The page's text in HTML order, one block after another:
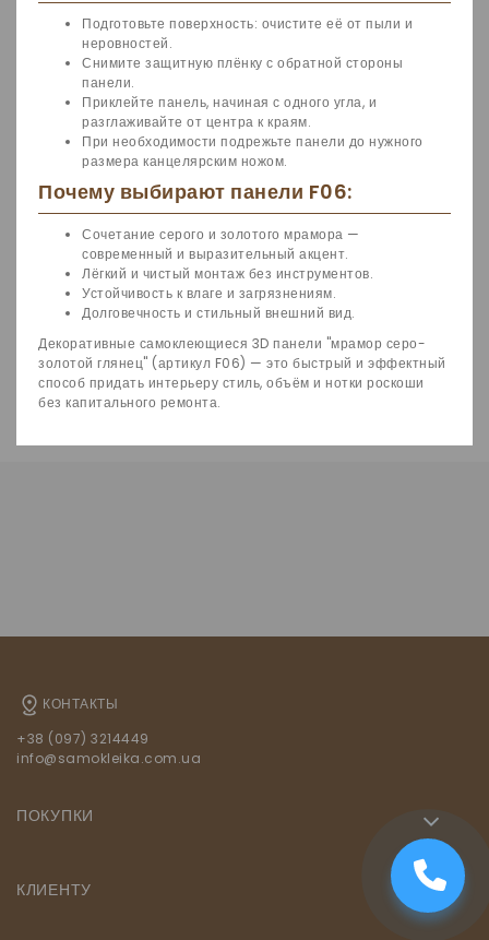
Подготовьте поверхность: очистите её от пыли и
неровностей.
Снимите защитную плёнку с обратной стороны
панели.
Приклейте панель, начиная с одного угла, и
разглаживайте от центра к краям.
При необходимости подрежьте панели до нужного
размера канцелярским ножом.
Почему выбирают панели F06:
Сочетание серого и золотого мрамора —
современный и выразительный акцент.
Лёгкий и чистый монтаж без инструментов.
Устойчивость к влаге и загрязнениям.
Долговечность и стильный внешний вид.
Декоративные самоклеющиеся 3D панели "мрамор серо-
золотой глянец" (артикул F06) — это быстрый и эффектный
способ придать интерьеру стиль, объём и нотки роскоши
без капитального ремонта.
КОНТАКТЫ
+38 (097) 3214449
info@samokleika.com.ua
ПОКУПКИ
КЛИЕНТУ